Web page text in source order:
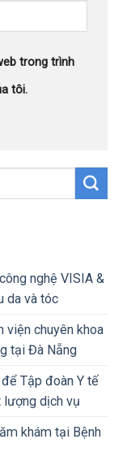
trong trình
tôi.
nghệ VISIA &
da và tóc
viện chuyên khoa
tại Đà Nẵng
Tập đoàn Y tế
lượng dịch vụ
khám tại Bệnh